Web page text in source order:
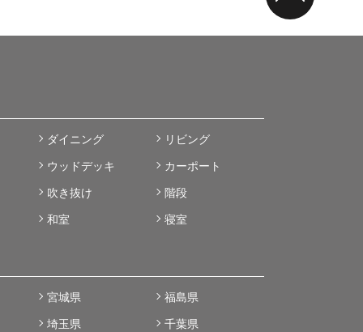
ダイニング
リビング
ウッドデッキ
カーポート
吹き抜け
階段
和室
寝室
宮城県
福島県
埼玉県
千葉県